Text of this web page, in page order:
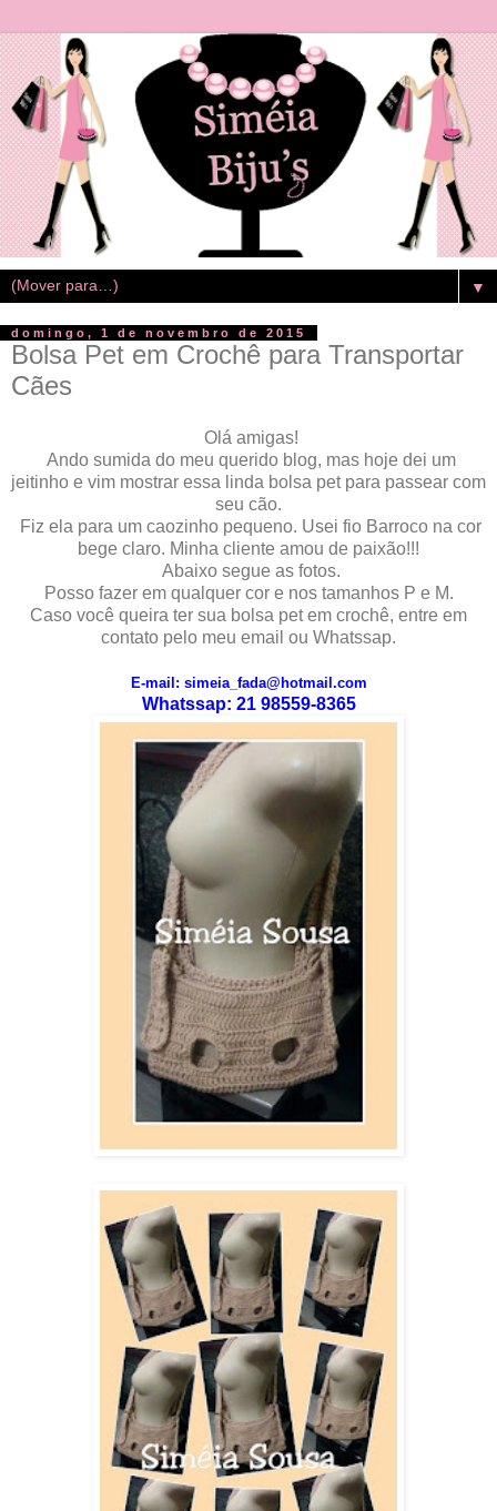
▼
domingo, 1 de novembro de 2015
Bolsa Pet em Crochê para Transportar
Cães
Olá amigas!
Ando sumida do meu querido blog, mas hoje dei um
jeitinho e vim mostrar essa linda bolsa pet para passear com
seu cão.
Fiz ela para um caozinho pequeno. Usei fio Barroco na cor
bege claro. Minha cliente amou de paixão!!!
Abaixo segue as fotos.
Posso fazer em qualquer cor e nos tamanhos P e M.
Caso você queira ter sua bolsa pet em crochê, entre em
contato pelo meu email ou Whatssap.
E-mail: simeia_fada@hotmail.com
Whatssap: 21 98559-8365